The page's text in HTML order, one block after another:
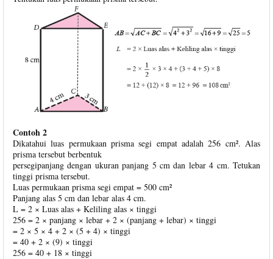
Contoh 2
Dikatahui luas permukaan prisma segi empat adalah 256 cm². Alas
prisma tersebut berbentuk
persegipanjang dengan ukuran panjang 5 cm dan lebar 4 cm. Tetukan
tinggi prisma tersebut.
Luas permukaan prisma segi empat = 500 cm²
Panjang alas 5 cm dan lebar alas 4 cm.
L = 2 × Luas alas + Keliling alas × tinggi
256 = 2 × panjang × lebar + 2 × (panjang + lebar) × tinggi
= 2 × 5 × 4 + 2 × (5 + 4) × tinggi
= 40 + 2 × (9) × tinggi
256 = 40 + 18 × tinggi